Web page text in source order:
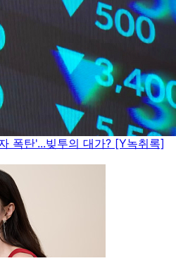
폭탄'...빚투의 대가? [Y녹취록]